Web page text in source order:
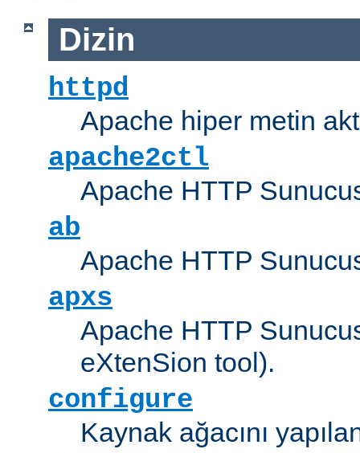
Dizin
httpd
Apache hiper metin
apache2ctl
Apache HTTP
ab
Apache HTTP
apxs
Apache HTTP
eXtenSion tool).
configure
Kaynak ağacını